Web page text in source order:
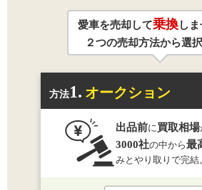
愛車を売却して乗換しま
２つの売却方法から選
方法1. オークション
出品前に買取相場
3000社の中から最
みとやり取りで完結